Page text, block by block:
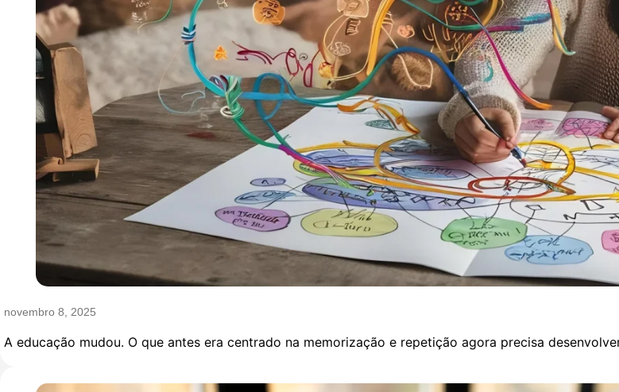
novembro 8, 2025
A educação mudou. O que antes era centrado na memorização e repetição agora precisa